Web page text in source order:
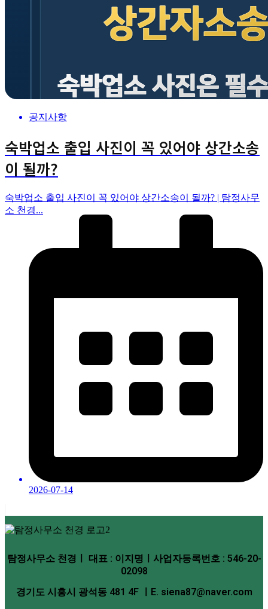
공지사항
숙박업소 출입 사진이 꼭 있어야 상간소송
이 될까?
숙박업소 출입 사진이 꼭 있어야 상간소송이 될까? | 탐정사무
소 천경...
2026-07-14
탐정사무소 천경ㅣ 대표 : 이지명ㅣ사업자등록번호 : 546-20-
02098
경기도 시흥시 광석동 481 4F ㅣE. siena87@naver.com